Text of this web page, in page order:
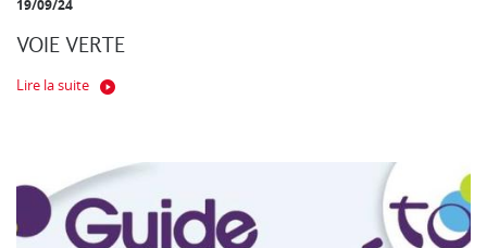
19/09/24
VOIE VERTE
Lire la suite